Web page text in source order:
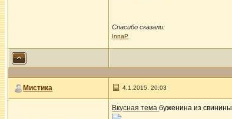
Спасибо сказали:
InnaP
Мистика 4.1.2015, 20:03
Вкусная темабуженина из свинины